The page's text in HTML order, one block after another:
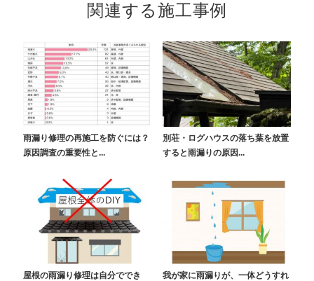
関連する施工事例
雨漏り修理の再施工を防ぐには？
原因調査の重要性と...
別荘・ログハウスの落ち葉を放置
すると雨漏りの原因...
屋根の雨漏り修理は自分ででき
我が家に雨漏りが、一体どうすれ